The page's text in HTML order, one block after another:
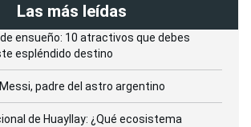
Las más leídas
ensueño: 10 atractivos que debes
espléndido destino
padre del astro argentino
de Huayllay: ¿Qué ecosistema